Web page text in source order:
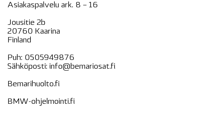
Asiakaspalvelu ark. 8 – 16
Jousitie 2b
20760 Kaarina
Finland
Puh: 0505949876
Sähköposti: info@bemariosat.fi
Bemarihuolto.fi
BMW-ohjelmointi.fi